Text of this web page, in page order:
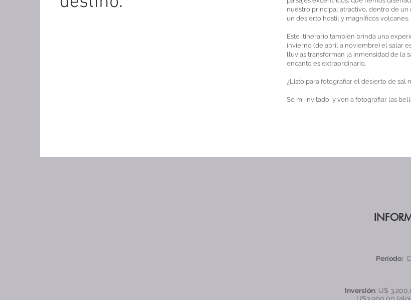
nuestro principal atractivo, dentro de
un desierto hostil y magníficos volcanes.
Este itinerario también brinda una
invierno (de abril a noviembre) el salar
lluvias transforman la inmensidad de la
encanto es extraordinario.
¿Listo para fotografiar el desierto de sal
Sé mi invitado y ven a fotografiar las
Período:
Inversión: U$